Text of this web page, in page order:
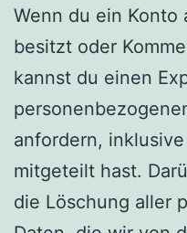
Wenn du ein Konto
besitzt oder
kannst du einen
anfordern,
mitgeteilt hast.
die Löschung aller